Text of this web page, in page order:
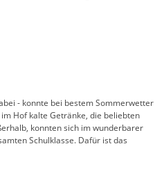
- konnte bei bestem Sommerwetter
Hof kalte Getränke, die beliebten
konnten sich im wunderbarer
Schulklasse. Dafür ist das